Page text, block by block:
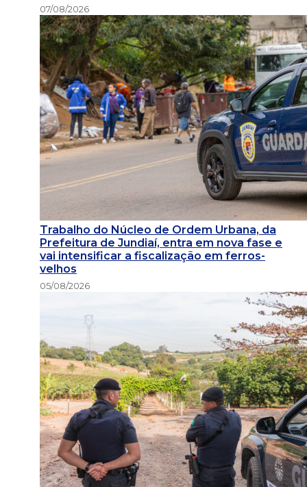
07/08/2026
Trabalho do Núcleo de Ordem Urbana, da
Prefeitura de Jundiaí, entra em nova fase e
vai intensificar a fiscalização em ferros-
velhos
05/08/2026